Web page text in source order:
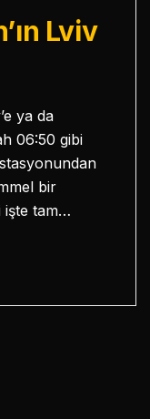
Lviv
ya da
06:50 gibi
bir
işte tam…